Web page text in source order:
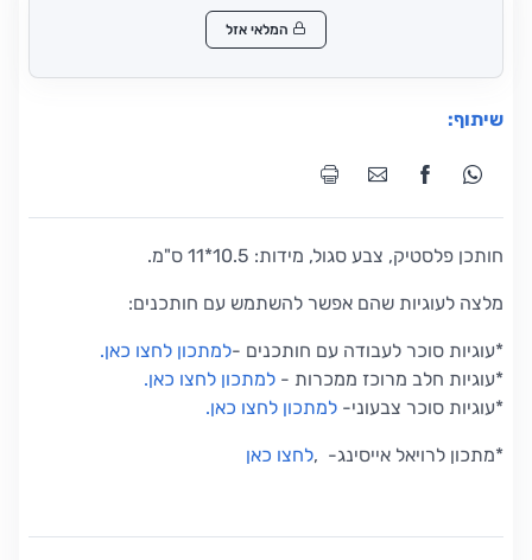
המלאי אזל
שיתוף:
חותכן פלסטיק, צבע סגול, מידות: 10.5*11 ס"מ.
מלצה לעוגיות שהם אפשר להשתמש עם חותכנים:
*עוגיות סוכר לעבודה עם חותכנים -למתכון לחצו כאן.
*עוגיות חלב מרוכז ממכרות - למתכון לחצו כאן.
*עוגיות סוכר צבעוני- למתכון לחצו כאן.
*מתכון לרויאל אייסינג- ,לחצו כאן